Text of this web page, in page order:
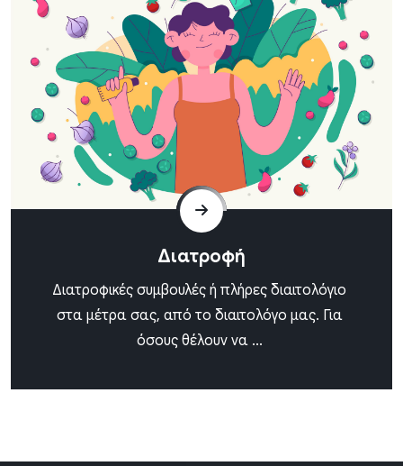
Διατροφή
Διατροφικές συμβουλές ή πλήρες διαιτολόγιο
στα μέτρα σας, από το διαιτολόγο μας. Για
όσους θέλουν να ...